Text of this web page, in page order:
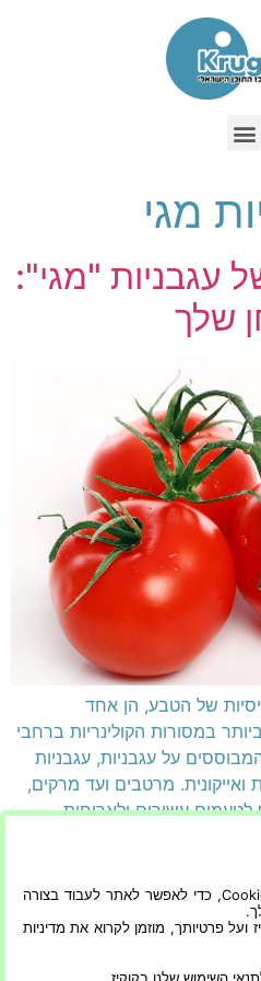
מגי
עגבניות "מגי":
שלך
של הטבע, הן אחד
במסורות הקולינריות ברחבי
על עגבניות, עגבניות
ואייקונית. מרטבים ועד מרקים,
עשירים ולארוחות
למסע טעים לחקור את
באתר זה אנו משתמשים בקבצי Cookies, כדי לאפשר לאתר לעבוד בצורה
ועל פרטיותך, מוזמן לקרוא את מדיניות